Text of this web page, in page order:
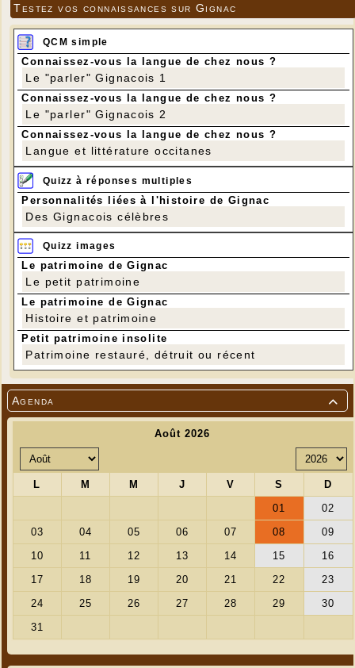

Agenda
Testez vos connaissances sur Gignac
QCM simple
Connaissez-vous la langue de chez nous ?
Le "parler" Gignacois 1
Connaissez-vous la langue de chez nous ?
Le "parler" Gignacois 2
Connaissez-vous la langue de chez nous ?
Langue et littérature occitanes
Quizz à réponses multiples
Personnalités liées à l'histoire de Gignac
Des Gignacois célèbres
Quizz images
Le patrimoine de Gignac
Le petit patrimoine
Le patrimoine de Gignac
Histoire et patrimoine
Petit patrimoine insolite
Patrimoine restauré, détruit ou récent